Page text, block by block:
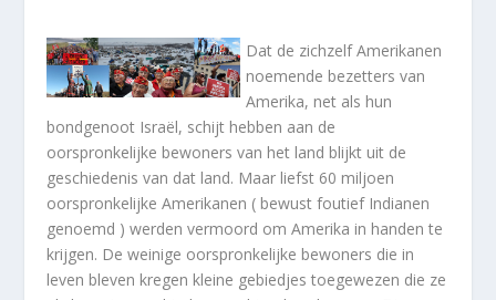
Dat de zichzelf Amerikanen
noemende bezetters van
Amerika, net als hun
bondgenoot Israël, schijt hebben aan de
oorspronkelijke bewoners van het land blijkt uit de
geschiedenis van dat land. Maar liefst 60 miljoen
oorspronkelijke Amerikanen ( bewust foutief Indianen
genoemd ) werden vermoord om Amerika in handen te
krijgen. De weinige oorspronkelijke bewoners die in
leven bleven kregen kleine gebiedjes toegewezen die ze